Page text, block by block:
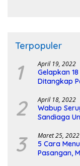
Terpopuler
1 April 19, 2022
Gelapkan
Ditangkap
2 April 18, 2022
Wabup
Sandiaga
3 Maret 25, 2022
5 Cara
Pasangan,